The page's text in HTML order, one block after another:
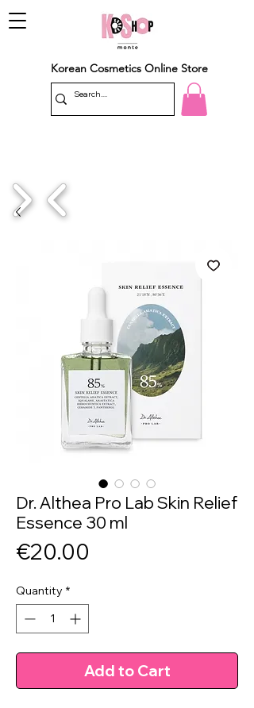
Korean Cosmetics Online Store
Dr. Althea Pro Lab Skin Relief
Essence 30 ml
€20.00
Quantity *
Add to Cart